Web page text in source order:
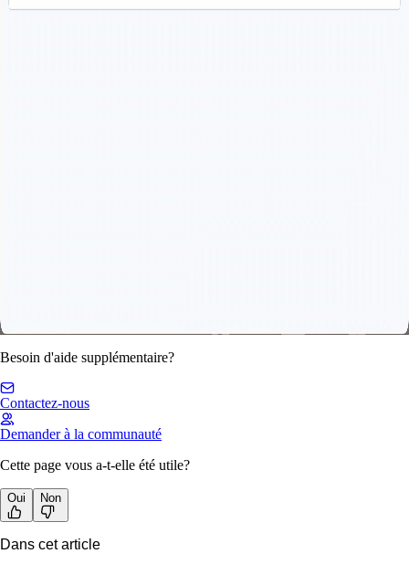
Besoin d'aide supplémentaire?
Contactez-nous
Demander à la communauté
Cette page vous a-t-elle été utile?
Oui Non
Dans cet article